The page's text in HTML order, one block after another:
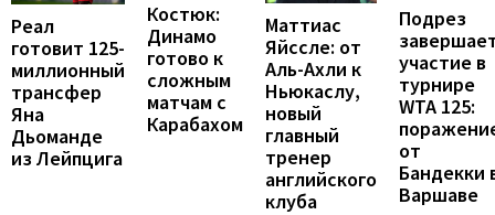
Реал
готовит 125-
миллионный
трансфер
Яна
Дьоманде
из Лейпцига
Костюк:
Динамо
готово к
сложным
матчам с
Карабахом
Маттиас
Яйссле: от
Аль-Ахли к
Ньюкаслу,
новый
главный
тренер
английского
клуба
Подрез
участие в
турнире
WTA 125:
от
Бандекки
Варшаве